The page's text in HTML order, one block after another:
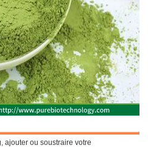
ajouter ou soustraire votre